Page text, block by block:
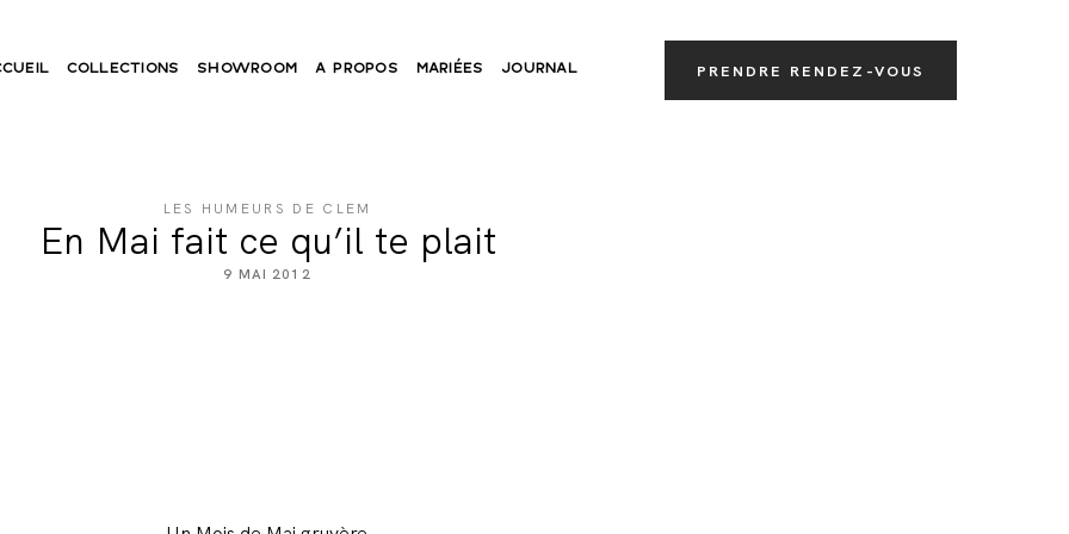
COLLECTIONS SHOWROOM A PROPOS MARIÉES JOURNAL PRENDRE RENDEZ-VOUS
LES HUMEURS DE CLEM
En Mai fait ce qu’il te plait
9 MAI 2012